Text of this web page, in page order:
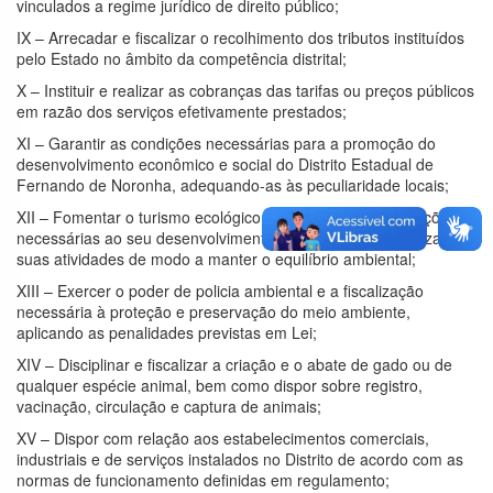
vinculados a regime jurídico de direito público;
IX – Arrecadar e fiscalizar o recolhimento dos tributos instituídos
pelo Estado no âmbito da competência distrital;
X – Instituir e realizar as cobranças das tarifas ou preços públicos
em razão dos serviços efetivamente prestados;
XI – Garantir as condições necessárias para a promoção do
desenvolvimento econômico e social do Distrito Estadual de
Fernando de Noronha, adequando-as às peculiaridade locais;
XII – Fomentar o turismo ecológico, assegurando as condições
necessárias ao seu desenvolvimento disciplinando e fiscalizando
suas atividades de modo a manter o equilíbrio ambiental;
XIII – Exercer o poder de policia ambiental e a fiscalização
necessária à proteção e preservação do meio ambiente,
aplicando as penalidades previstas em Lei;
XIV – Disciplinar e fiscalizar a criação e o abate de gado ou de
qualquer espécie animal, bem como dispor sobre registro,
vacinação, circulação e captura de animais;
XV – Dispor com relação aos estabelecimentos comerciais,
industriais e de serviços instalados no Distrito de acordo com as
normas de funcionamento definidas em regulamento;